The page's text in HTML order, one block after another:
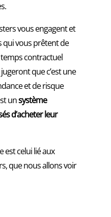
vous engagent et
qui vous prêtent de
temps contractuel
que c’est une
et de risque
unsystème
d’acheter leur
est celui lié aux
que nous allons voir